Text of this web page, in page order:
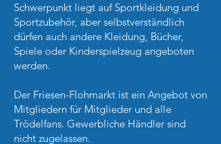
Schwerpunkt liegt auf Sportkleidung und
Sportzubehör, aber selbstverständlich
dürfen auch andere Kleidung, Bücher,
Spiele oder Kinderspielzeug angeboten
werden.
Der Friesen-Flohmarkt ist ein Angebot von
Mitgliedern für Mitglieder und alle
Trödelfans. Gewerbliche Händler sind
nicht zugelassen.